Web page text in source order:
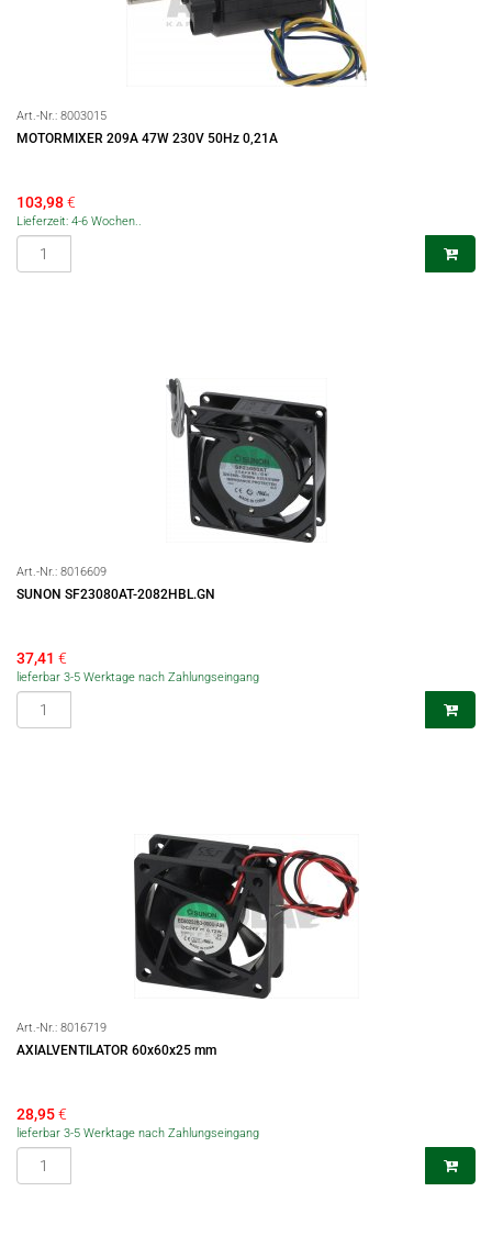
Art.-Nr.: 8003015
MOTORMIXER 209A 47W 230V 50Hz 0,21A
103,98€
Lieferzeit: 4-6 Wochen..
Art.-Nr.: 8016609
SUNON SF23080AT-2082HBL.GN
37,41 €
lieferbar 3-5 Werktage nach Zahlungseingang
Art.-Nr.: 8016719
AXIALVENTILATOR 60x60x25 mm
28,95€
lieferbar 3-5 Werktage nach Zahlungseingang